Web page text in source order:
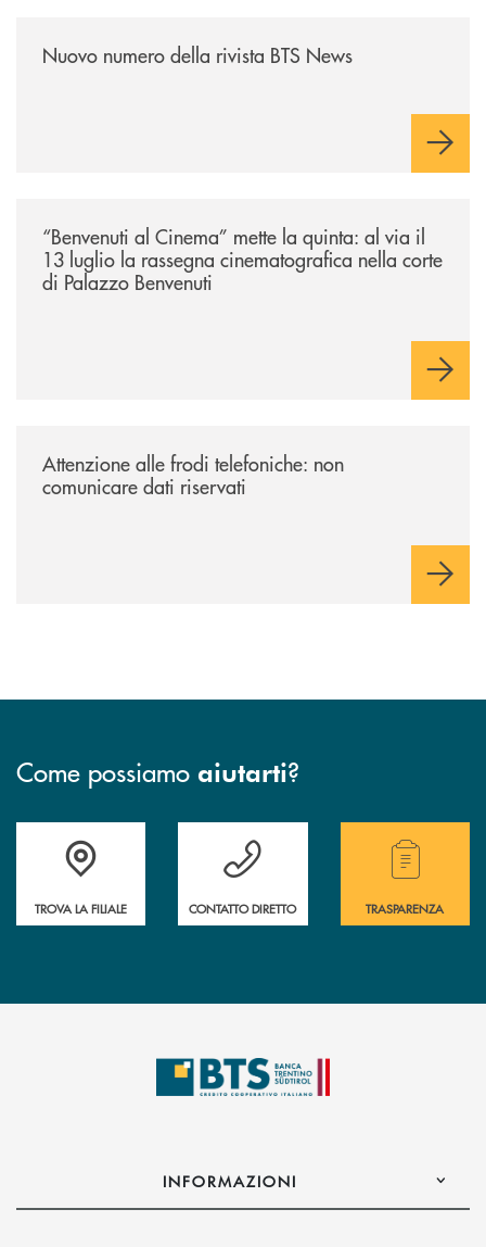
Nuovo numero della rivista BTS News
“Benvenuti al Cinema” mette la quinta: al via il
13 luglio la rassegna cinematografica nella corte
di Palazzo Benvenuti
Attenzione alle frodi telefoniche: non
comunicare dati riservati
Come possiamo aiutarti?
Accedi all' elenco completo delle filiali.
TROVA LA FILIALE
Hai bisogno di assistenza immediata?
CONTATTO DIRETTO
Hai bisogno di
TRASPARENZA
INFORMAZIONI